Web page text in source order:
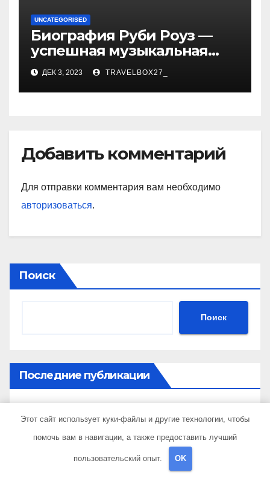
UNCATEGORISED
Биография Руби Роуз —
успешная музыкальная
карьера, личная жизнь и
знаковые достижения
ДЕК 3, 2023 TRAVELBOX27_
Добавить комментарий
Для отправки комментария вам необходимо
авторизоваться.
Поиск
Поиск
Последние публикации
Технология производства огнеупорного тепло- и
звукоизоляционного картона из
муллитокремнеземистого волокна
Этот сайт использует куки-файлы и другие технологии, чтобы
помочь вам в навигации, а также предоставить лучший
пользовательский опыт. OK